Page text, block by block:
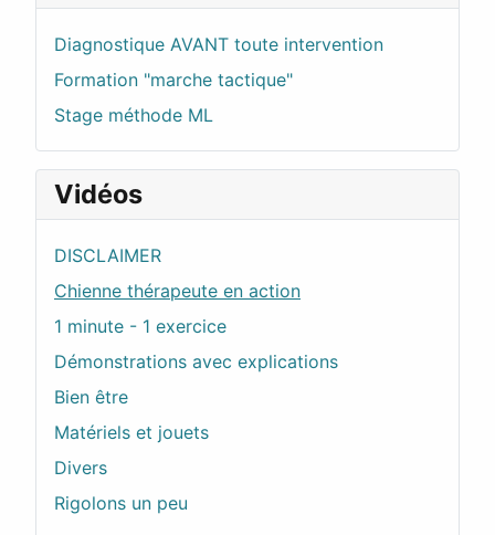
Diagnostique AVANT toute intervention
Formation "marche tactique"
Stage méthode ML
Vidéos
DISCLAIMER
Chienne thérapeute en action
1 minute - 1 exercice
Démonstrations avec explications
Bien être
Matériels et jouets
Divers
Rigolons un peu